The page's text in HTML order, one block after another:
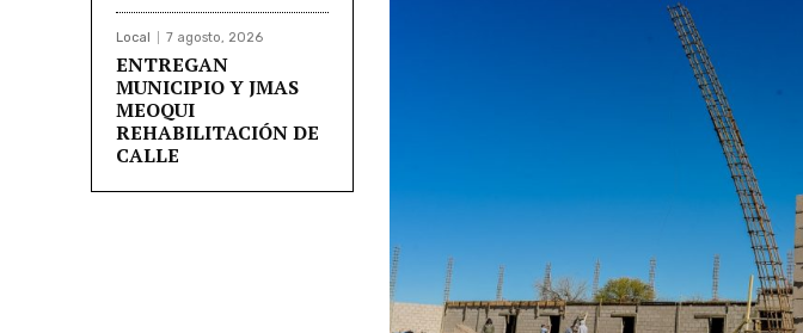
Local 7 agosto, 2026
ENTREGAN
MUNICIPIO Y JMAS
MEOQUI
REHABILITACIÓN DE
CALLE